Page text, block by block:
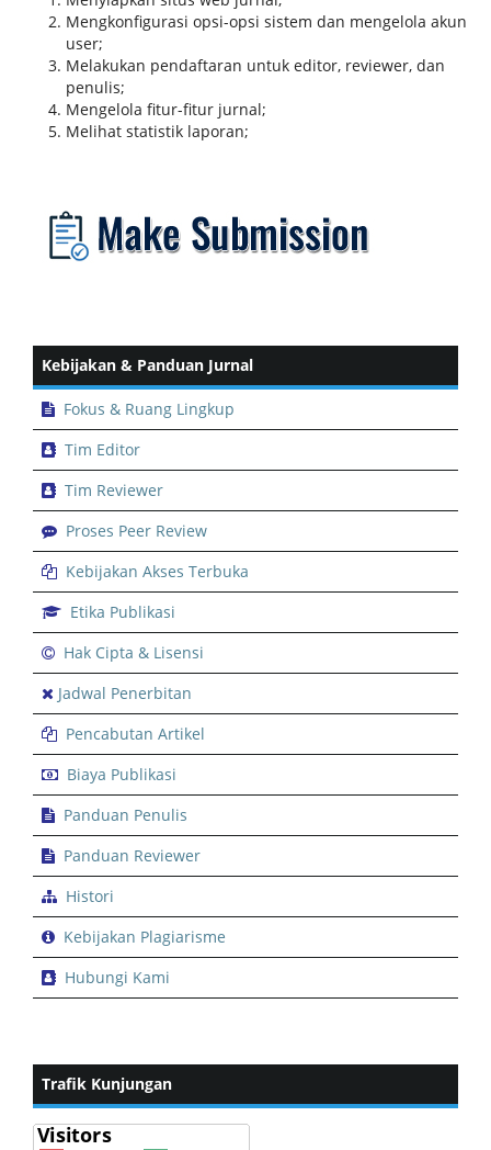
Mengkonfigurasi opsi-opsi sistem dan mengelola akun
user;
Melakukan pendaftaran untuk editor, reviewer, dan
penulis;
Mengelola fitur-fitur jurnal;
Melihat statistik laporan;
Kebijakan & Panduan Jurnal
Fokus & Ruang Lingkup
Tim Editor
Tim Reviewer
Proses Peer Review
Kebijakan Akses Terbuka
Etika Publikasi
Hak Cipta & Lisensi
Jadwal Penerbitan
Pencabutan Artikel
Biaya Publikasi
Panduan Penulis
Panduan Reviewer
Histori
Kebijakan Plagiarisme
Hubungi Kami
Trafik Kunjungan